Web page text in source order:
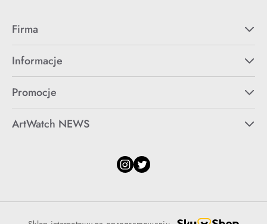
Firma
Informacje
Promocje
ArtWatch NEWS